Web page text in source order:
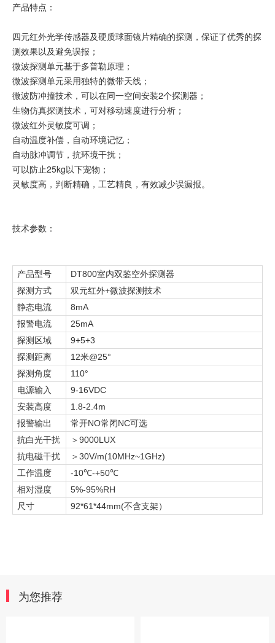
产品特点：
四元红外光学传感器及硬质球面镜片精确的探测，保证了优秀的探
测效果以及避免误报；
微波探测单元基于多普勒原理；
微波探测单元采用独特的微带天线；
微波防冲撞技术，可以在同一空间安装2个探测器；
生物仿真探测技术，可对移动速度进行分析；
微波红外灵敏度可调；
自动温度补偿，自动环境记忆；
自动脉冲调节，抗环境干扰；
可以防止25kg以下宠物；
灵敏度高，判断精确，工艺精良，有效减少误漏报。
技术参数：
产品型号 DT800室内双鉴空外探测器
探测方式
双元红外+微波探测技术
静态电流
8mA
报警电流 25mA
探测区域 9+5+3
探测距离 12米@25°
探测角度 110°
电源输入 9-16VDC
安装高度 1.8-2.4m
报警输出 常开NO常闭 NC可选
抗白光干扰
＞ 9000LUX
抗电磁干扰 ＞ 30V/m(10MHz~1GHz)
工作温度 -10℃-+50℃
相对湿度 5%-95%RH
尺寸 92*61*44mm(不含支架）
为您推荐